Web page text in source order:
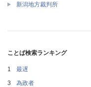
新潟地方裁判所
ことば検索ランキング
最遅
為政者